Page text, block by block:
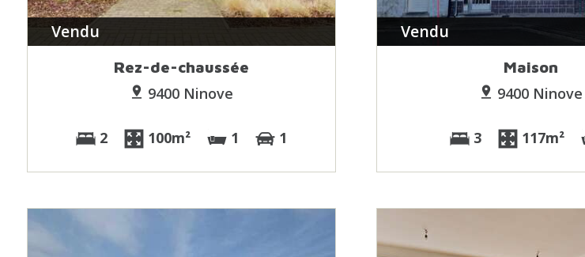
Vendu
Rez-de-chaussée
9400 Ninove
2 100m² 1 1
Vendu
Maison
9400 Ninove
3 117m²